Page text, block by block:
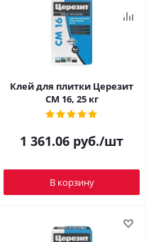
Клей для плитки Церезит
CM 16, 25 кг
1 361.06 руб./шт
В корзину